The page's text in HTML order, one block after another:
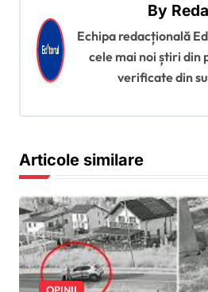
e
î
n
a
t
i
c
o
l
By
Echipa redacțională
cele mai noi știri din
verificate din
Articole similare
OPINII